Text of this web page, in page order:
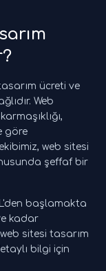
ücreti ve
Web
göre
web sitesi
şeffaf bir
başlamakta
kadar
sitesi tasarım
bilgi için